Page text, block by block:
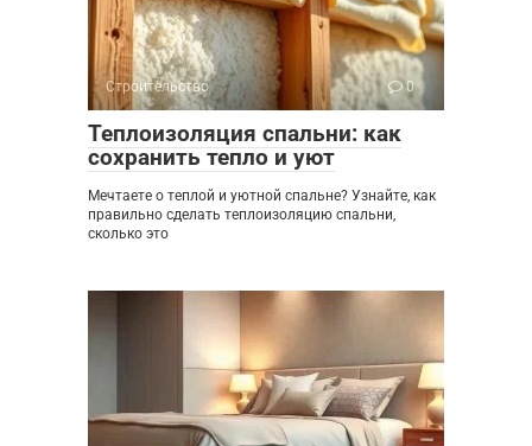
Строительство 0
Теплоизоляция спальни: как
сохранить тепло и уют
Мечтаете о теплой и уютной спальне? Узнайте, как
правильно сделать теплоизоляцию спальни,
сколько это